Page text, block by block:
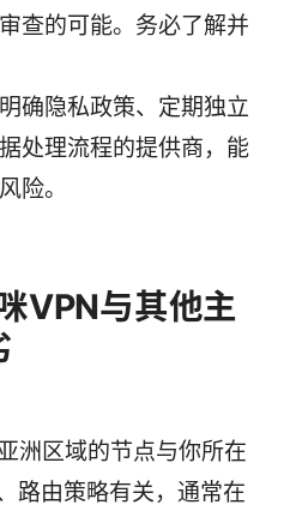
查的可能。务必了解并
确隐私政策、定期独立
处理流程的提供商，能
险。
VPN与其他主
洲区域的节点与你所在
路由策略有关，通常在